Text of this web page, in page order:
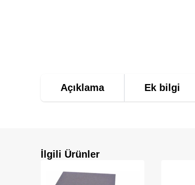
Açıklama Ek bilgi
İlgili Ürünler